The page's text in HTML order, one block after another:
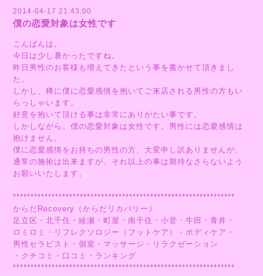
2014-04-17 21:43:00
僕の恋愛対象は女性です
こんばんは。
今日は少し暑かったですね。
昨日男性のお客様も増えてきたという事を書かせて頂きまし
た。
しかし、稀に僕に恋愛感情を抱いてご来店される男性の方もい
らっしゃいます。
好意を抱いて頂ける事は非常にありがたい事です。
しかしながら、僕の恋愛対象は女性です。男性には恋愛感情は
抱けません。
僕に恋愛感情をお持ちの男性の方、大変申し訳ありませんが、
通常の施術は出来ますが、それ以上の事は期待なさらないよう
お願いいたします。
***************************************************************
からだRecovery（からだリカバリー）
足立区・北千住・綾瀬・町屋・南千住・小菅・牛田・青井・
ロミロミ・リフレクソロジー（フットケア）・ボディケア・
男性セラピスト・個室・マッサージ・リラクゼーション
・クチコミ・口コミ・ランキング
***************************************************************